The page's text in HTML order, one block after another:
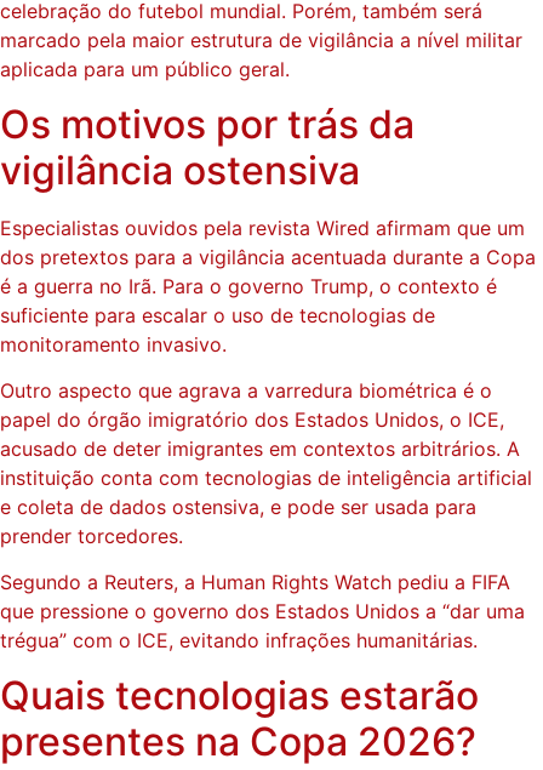
celebração do futebol mundial. Porém, também será
marcado pela maior estrutura de vigilância a nível militar
aplicada para um público geral.
Os motivos por trás da
vigilância ostensiva
Especialistas ouvidos pela revista Wired afirmam que um
dos pretextos para a vigilância acentuada durante a Copa
é a guerra no Irã. Para o governo Trump, o contexto é
suficiente para escalar o uso de tecnologias de
monitoramento invasivo.
Outro aspecto que agrava a varredura biométrica é o
papel do órgão imigratório dos Estados Unidos, o ICE,
acusado de deter imigrantes em contextos arbitrários. A
instituição conta com tecnologias de inteligência artificial
e coleta de dados ostensiva, e pode ser usada para
prender torcedores.
Segundo a Reuters, a Human Rights Watch pediu a FIFA
que pressione o governo dos Estados Unidos a “dar uma
trégua” com o ICE, evitando infrações humanitárias.
Quais tecnologias estarão
presentes na Copa 2026?